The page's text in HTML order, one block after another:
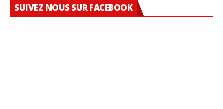
SUIVEZ NOUS SUR FACEBOOK